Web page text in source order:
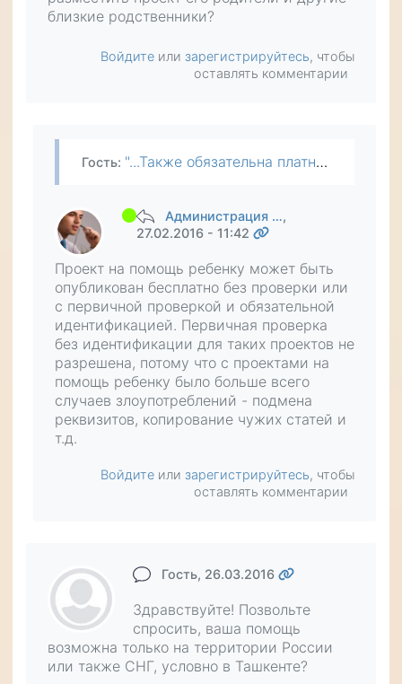
близкие родственники?
Войдите или зарегистрируйтесь, чтобы
оставлять комментарии
Гость: "...Также обязательна платная первичная проверка и идентификация авторов в следующих случаях: ... - если проект направлен на помощь не для самого автора;..." Человек, которому требуется помощь,…
Администрация …,
27.02.2016 - 11:42
Проект на помощь ребенку может быть
опубликован бесплатно без проверки или
с первичной проверкой и обязательной
идентификацией. Первичная проверка
без идентификации для таких проектов не
разрешена, потому что с проектами на
помощь ребенку было больше всего
случаев злоупотреблений - подмена
реквизитов, копирование чужих статей и
т.д.
Войдите или зарегистрируйтесь, чтобы
оставлять комментарии
Гость, 26.03.2016
Здравствуйте! Позвольте
спросить, ваша помощь
возможна только на территории России
или также СНГ, условно в Ташкенте?